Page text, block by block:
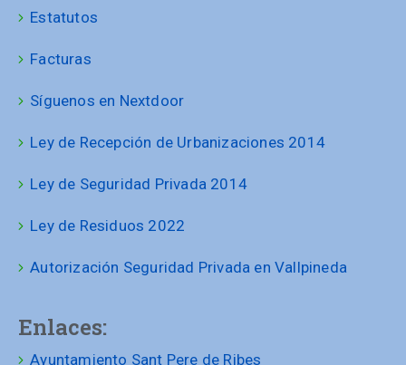
Estatutos
Facturas
Síguenos en Nextdoor
Ley de Recepción de Urbanizaciones 2014
Ley de Seguridad Privada 2014
Ley de Residuos 2022
Autorización Seguridad Privada en Vallpineda
Enlaces:
Ayuntamiento Sant Pere de Ribes